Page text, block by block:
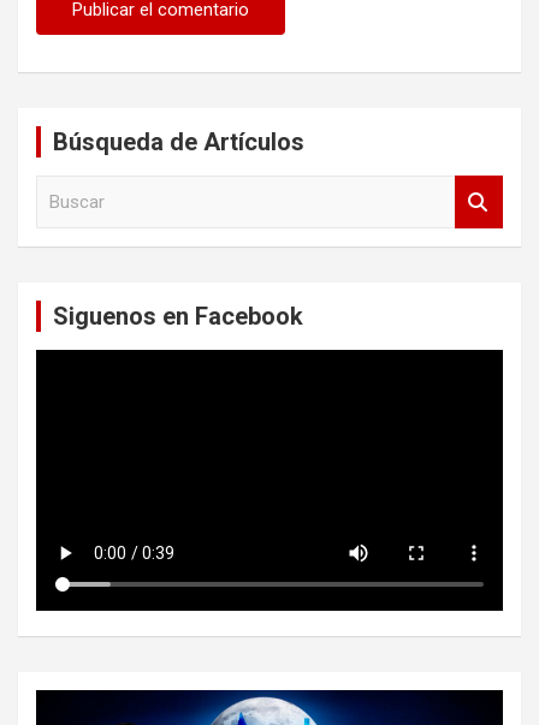
Búsqueda de Artículos
Siguenos en Facebook